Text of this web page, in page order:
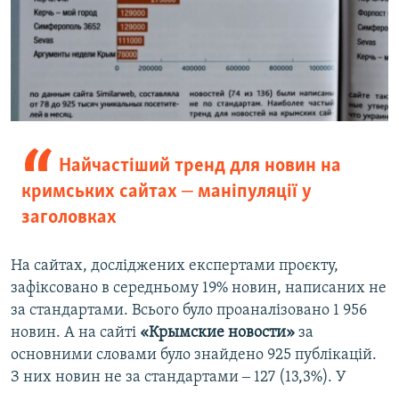
Найчастіший тренд для новин на
кримських сайтах ‒ маніпуляції у
заголовках
На сайтах, досліджених експертами проєкту,
зафіксовано в середньому 19% новин, написаних не
за стандартами. Всього було проаналізовано 1 956
новин. А на сайті «Крымские новости» за
основними словами було знайдено 925 публікацій.
З них новин не за стандартами ‒ 127 (13,3%). У